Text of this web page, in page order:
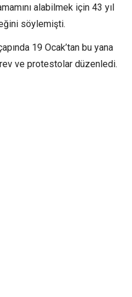
alabilmek için 43 yıl
söylemişti.
19 Ocak’tan bu yana
ve protestolar düzenledi.